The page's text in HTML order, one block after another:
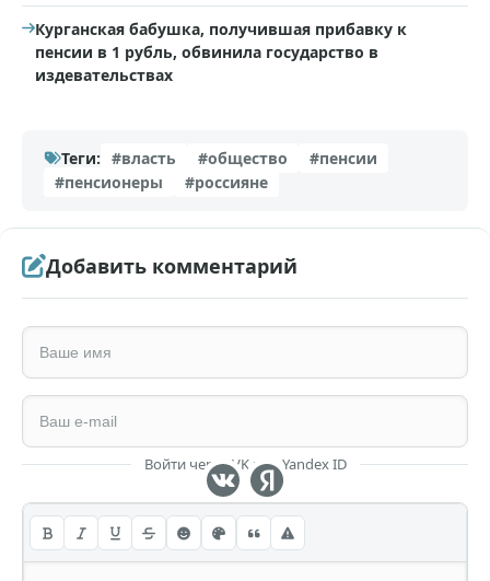
Курганская бабушка, получившая прибавку к
пенсии в 1 рубль, обвинила государство в
издевательствах
Теги: #власть #общество
#пенсии
#пенсионеры
#россияне
Добавить комментарий
Войти через VK или Yandex ID